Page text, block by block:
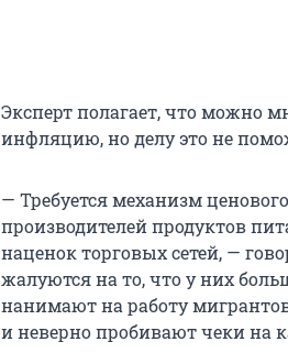
Эксперт полагает, что можно
инфляцию, но делу это не
— Требуется механизм
производителей продуктов
наценок торговых сетей, —
жалуются на то, что у них
нанимают на работу
и неверно пробивают чеки на